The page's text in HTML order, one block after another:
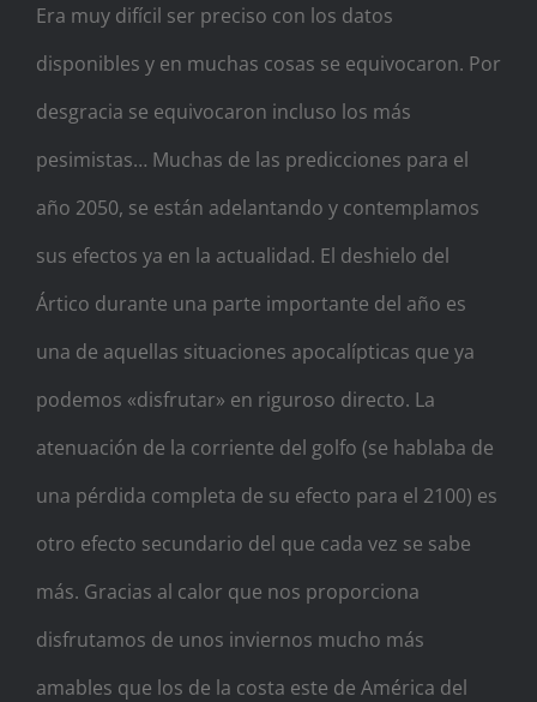
Era muy difícil ser preciso con los datos
disponibles y en muchas cosas se equivocaron. Por
desgracia se equivocaron incluso los más
pesimistas… Muchas de las predicciones para el
año 2050, se están adelantando y contemplamos
sus efectos ya en la actualidad. El deshielo del
Ártico durante una parte importante del año es
una de aquellas situaciones apocalípticas que ya
podemos «disfrutar» en riguroso directo. La
atenuación de la corriente del golfo (se hablaba de
una pérdida completa de su efecto para el 2100) es
otro efecto secundario del que cada vez se sabe
más. Gracias al calor que nos proporciona
disfrutamos de unos inviernos mucho más
amables que los de la costa este de América del